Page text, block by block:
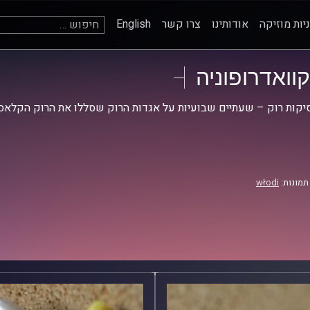
מוזיקה אודותינו צרו קשר English חיפוש:
קוואדרופוניה
רוק – שעתיים שבועיות על אגדות הרוק שסללו את הרוק
włodi